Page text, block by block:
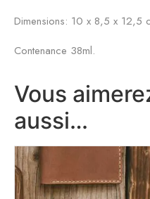
Dimensions: 10 x 8,5 x 12,5
Contenance 38ml.
Vous
aussi…